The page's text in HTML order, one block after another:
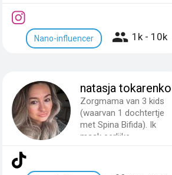
Nano-influencer 1k - 10k
natasja tokarenko
Zorgmama van 3 kids
(waarvan 1 dochtertje
met Spina Bifida). Ik
maak eerlijke,